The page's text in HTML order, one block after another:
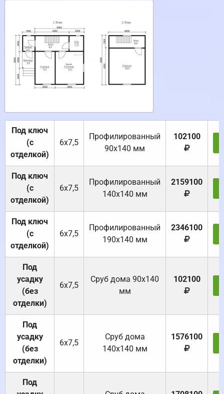
Под ключ
(с
отделкой)
6х7,5
Профилированный
90х140 мм
102100
Под ключ
(с
отделкой)
6х7,5
Профилированный
140х140 мм
2159100
Под ключ
(с
отделкой)
6х7,5
Профилированный
190х140 мм
2346100
Под
усадку
(без
отделки)
6х7,5
Cруб дома 90x140
мм
102100
Под
усадку
(без
отделки)
6х7,5
Cруб дома
140х140 мм
1576100
Под